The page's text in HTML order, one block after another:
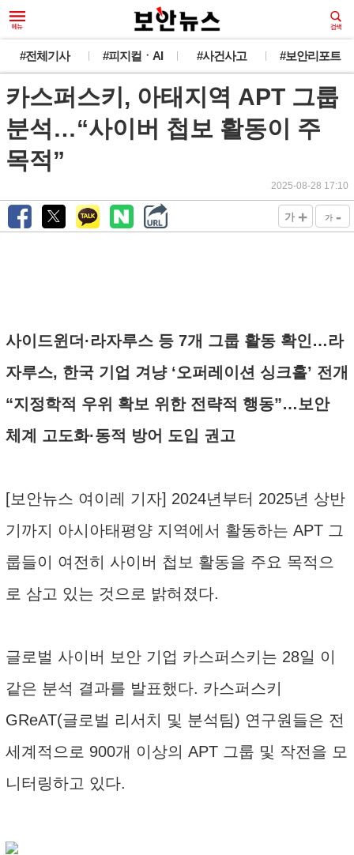
#전체기사 #피지컬ㆍAI #사건사고 #보안리포트
카스퍼스키, 아태지역 APT 그룹
분석…“사이버 첩보 활동이 주
목적”
2025-08-28 17:10
가 + 가 -
사이드윈더·라자루스 등 7개 그룹 활동 확인…라
자루스, 한국 기업 겨냥 ‘오퍼레이션 싱크홀’ 전개
“지정학적 우위 확보 위한 전략적 행동”…보안
체계 고도화·동적 방어 도입 권고
[보안뉴스 여이레 기자] 2024년부터 2025년 상반
기까지 아시아태평양 지역에서 활동하는 APT 그
룹들이 여전히 사이버 첩보 활동을 주요 목적으
로 삼고 있는 것으로 밝혀졌다.
글로벌 사이버 보안 기업 카스퍼스키는 28일 이
같은 분석 결과를 발표했다. 카스퍼스키
GReAT(글로벌 리서치 및 분석팀) 연구원들은 전
세계적으로 900개 이상의 APT 그룹 및 작전을 모
니터링하고 있다.